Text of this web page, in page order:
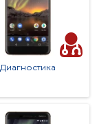
Диагностика